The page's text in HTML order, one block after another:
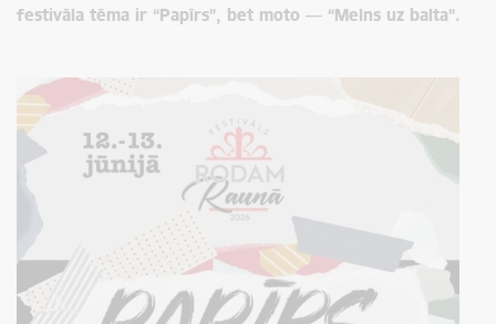
festivāla tēma ir “Papīrs”, bet moto — “Melns uz balta”.